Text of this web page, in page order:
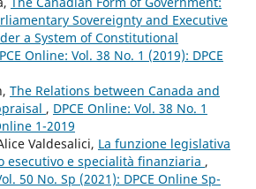
Sovereignty and Executive
a System of Constitutional
Online: Vol. 38 No. 1 (2019): DPCE
The Relations between Canada and
, DPCE Online: Vol. 38 No. 1
1-2019
Valdesalici, La funzione legislativa
esecutivo e specialità finanziaria ,
50 No. Sp (2021): DPCE Online Sp-